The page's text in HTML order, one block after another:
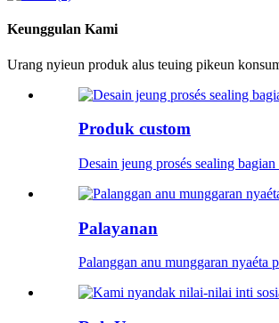
Keunggulan Kami
Urang nyieun produk alus teuing pikeun
Produk custom
Desain jeung prosés sealing
Palayanan
Palanggan anu munggaran nyaéta